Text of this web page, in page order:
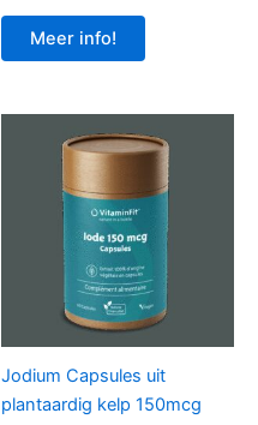
Meer info!
Jodium Capsules uit
plantaardig kelp 150mcg